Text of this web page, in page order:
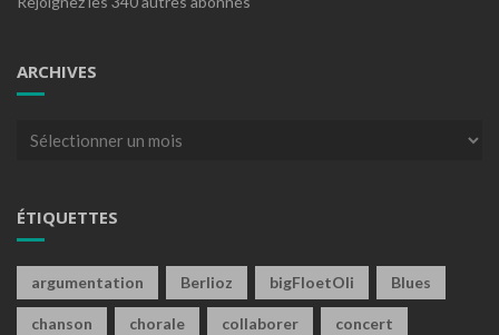
ARCHIVES
Archives
ÉTIQUETTES
argumentation Berlioz bigFloetOli Blues
chanson chorale collaborer concert